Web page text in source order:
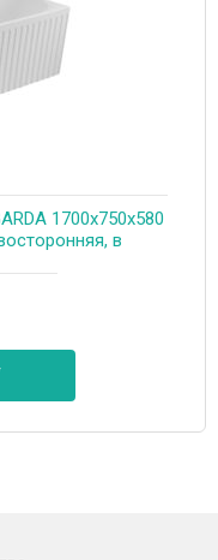
1700х750х580
в